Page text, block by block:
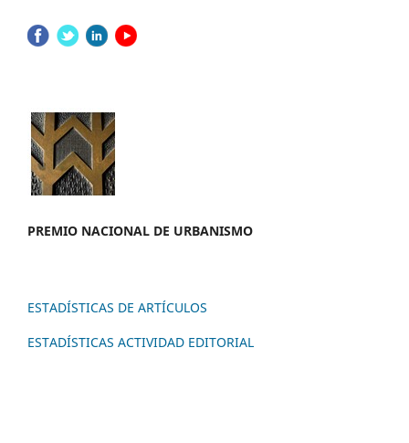
PREMIO NACIONAL DE URBANISMO
ESTADÍSTICAS DE ARTÍCULOS
ESTADÍSTICAS ACTIVIDAD EDITORIAL